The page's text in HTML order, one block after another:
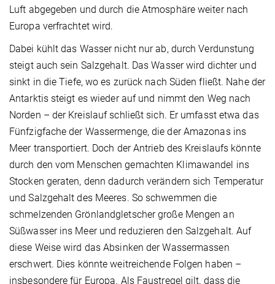
Luft abgegeben und durch die Atmosphäre weiter nach
Europa verfrachtet wird.
Dabei kühlt das Wasser nicht nur ab, durch Verdunstung
steigt auch sein Salzgehalt. Das Wasser wird dichter und
sinkt in die Tiefe, wo es zurück nach Süden fließt. Nahe der
Antarktis steigt es wieder auf und nimmt den Weg nach
Norden – der Kreislauf schließt sich. Er umfasst etwa das
Fünfzigfache der Wassermenge, die der Amazonas ins
Meer transportiert. Doch der Antrieb des Kreislaufs könnte
durch den vom Menschen gemachten Klimawandel ins
Stocken geraten, denn dadurch verändern sich Temperatur
und Salzgehalt des Meeres. So schwemmen die
schmelzenden Grönlandgletscher große Mengen an
Süßwasser ins Meer und reduzieren den Salzgehalt. Auf
diese Weise wird das Absinken der Wassermassen
erschwert. Dies könnte weitreichende Folgen haben –
insbesondere für Europa. Als Faustregel gilt, dass die